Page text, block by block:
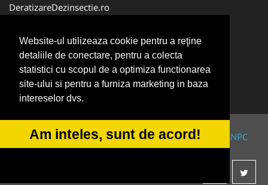
Website-ul utilizeaza cookie pentru a reţine
detaliile de conectare, pentru a colecta
statistici cu scopul de a optimiza functionarea
site-ului si pentru a furniza marketing in baza
intereselor dvs.
Am inteles, sunt de acord!
DeratizareDezinsectie.ro
ColectareDeseuriMedicale.com
FirmaDeratizare.ro
Service-Reparatii.com
Servicii-DDD.com
© 2014-2026 Powered byVilonMedia&TekaBility
ANPC
SOL